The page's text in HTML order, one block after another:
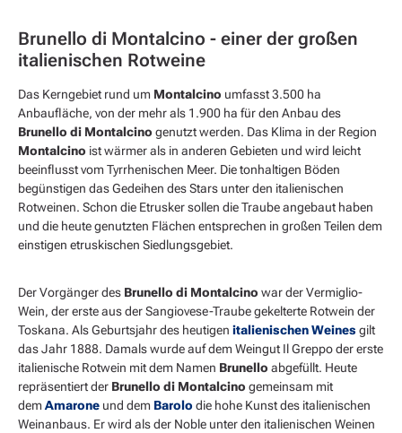
Brunello di Montalcino - einer der großen
italienischen Rotweine
Das Kerngebiet rund um Montalcino umfasst 3.500 ha
Anbaufläche, von der mehr als 1.900 ha für den Anbau des
Brunello di Montalcino genutzt werden. Das Klima in der Region
Montalcino ist wärmer als in anderen Gebieten und wird leicht
beeinflusst vom Tyrrhenischen Meer. Die tonhaltigen Böden
begünstigen das Gedeihen des Stars unter den italienischen
Rotweinen. Schon die Etrusker sollen die Traube angebaut haben
und die heute genutzten Flächen entsprechen in großen Teilen dem
einstigen etruskischen Siedlungsgebiet.
Der Vorgänger des Brunello di Montalcino war der Vermiglio-
Wein, der erste aus der Sangiovese-Traube gekelterte Rotwein der
Toskana. Als Geburtsjahr des heutigen italienischen Weines gilt
das Jahr 1888. Damals wurde auf dem Weingut Il Greppo der erste
italienische Rotwein mit dem Namen Brunello abgefüllt. Heute
repräsentiert der Brunello di Montalcino gemeinsam mit
dem Amarone und dem Barolodie hohe Kunst des italienischen
Weinanbaus. Er wird als der Noble unter den italienischen Weinen